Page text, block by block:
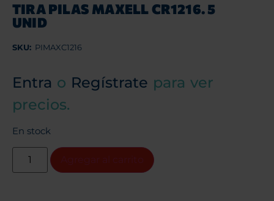
TIRA PILAS MAXELL CR1216. 5
UNID
SKU: PIMAXC1216
Entra o Regístrate para ver
precios.
En stock